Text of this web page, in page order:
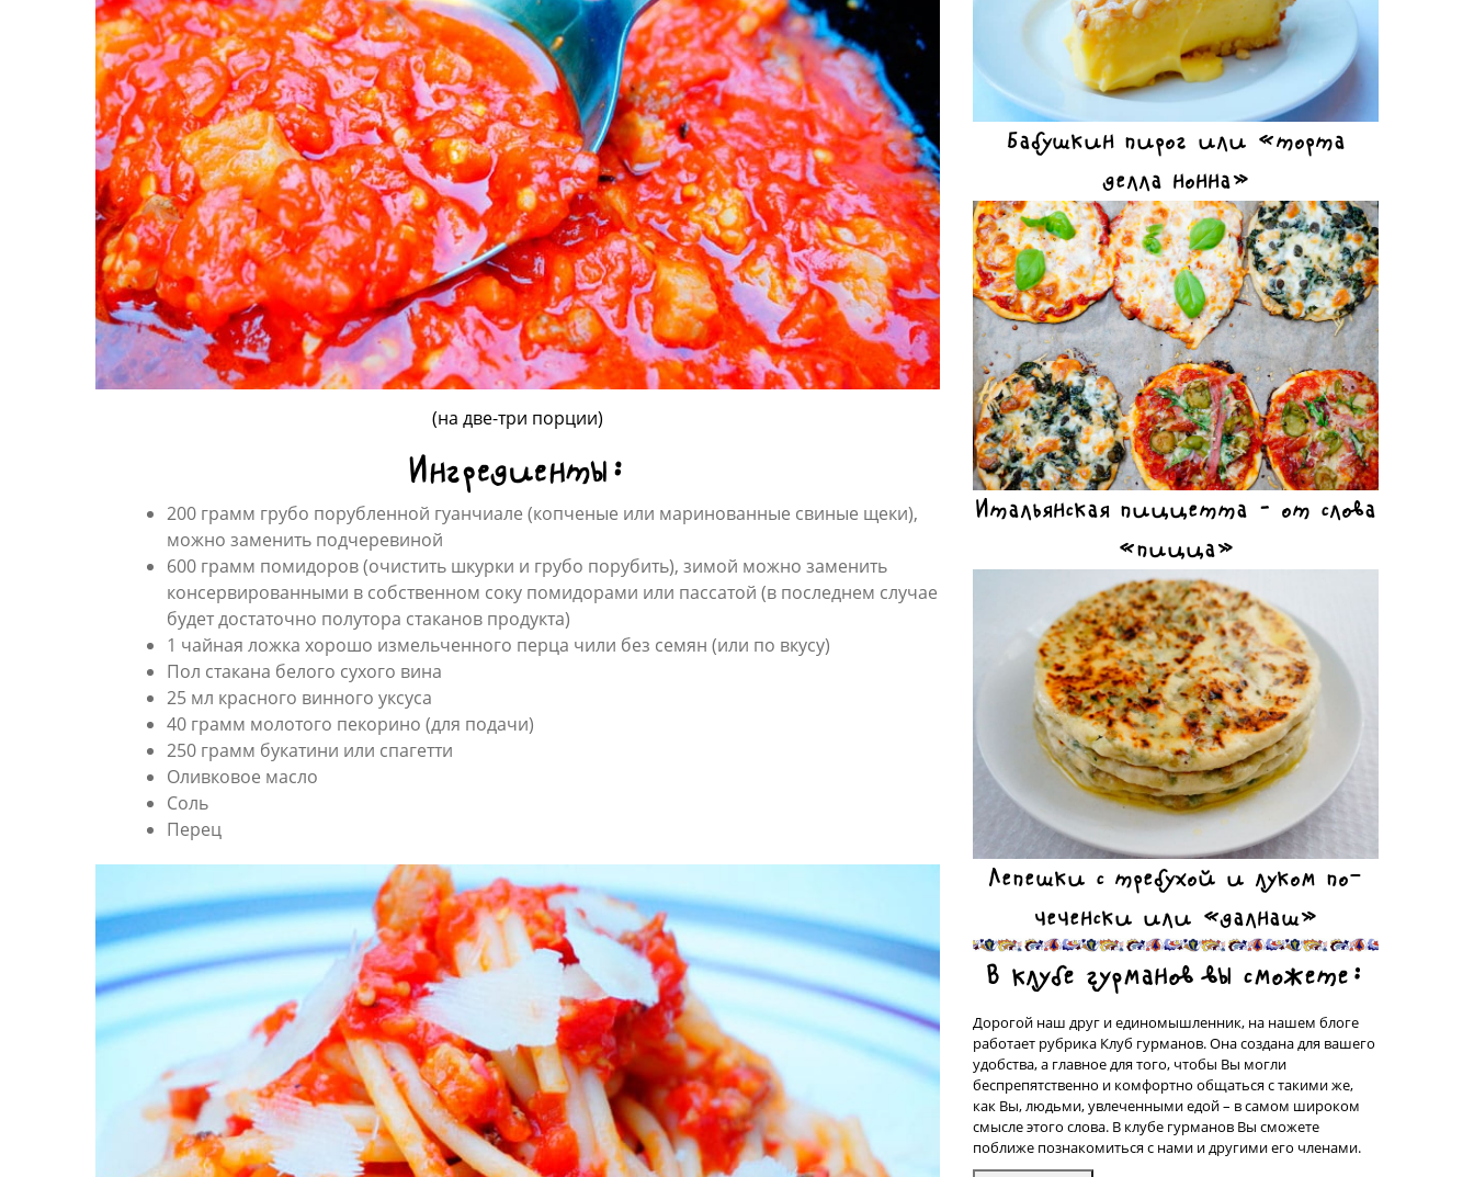
(на две-три порции)
Ингредиенты:
200 грамм грубо порубленной гуанчиале (копченые или маринованные свиные щеки),
можно заменить подчеревиной
600 грамм помидоров (очистить шкурки и грубо порубить), зимой можно заменить
консервированными в собственном соку помидорами или пассатой (в последнем случае
будет достаточно полутора стаканов продукта)
1 чайная ложка хорошо измельченного перца чили без семян (или по вкусу)
Пол стакана белого сухого вина
25 мл красного винного уксуса
40 грамм молотого пекорино (для подачи)
250 грамм букатини или спагетти
Оливковое масло
Соль
Перец
Бабушкин пирог или «торта
делла нонна»
Итальянская пиццетта – от слова
«пицца»
Лепешки с требухой и луком по-
чеченски или «далнаш»
В клубе гурманов вы сможете:
Дорогой наш друг и единомышленник, на нашем блоге
работает рубрика Клуб гурманов. Она создана для вашего
удобства, а главное для того, чтобы Вы могли
беспрепятственно и комфортно общаться с такими же,
как Вы, людьми, увлеченными едой – в самом широком
смысле этого слова. В клубе гурманов Вы сможете
поближе познакомиться с нами и другими его членами.